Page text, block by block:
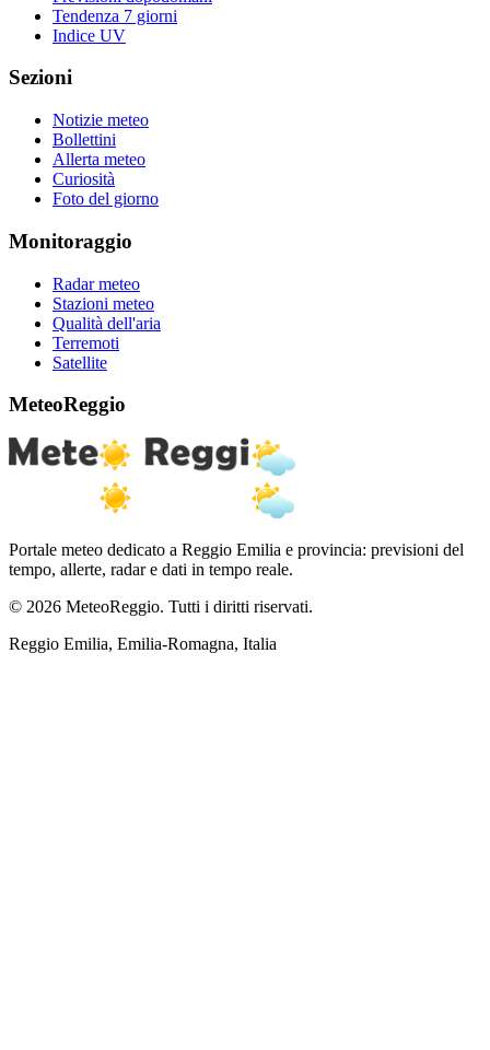
Tendenza 7 giorni
Indice UV
Sezioni
Notizie meteo
Bollettini
Allerta meteo
Curiosità
Foto del giorno
Monitoraggio
Radar meteo
Stazioni meteo
Qualità dell'aria
Terremoti
Satellite
MeteoReggio
Portale meteo dedicato a Reggio Emilia e provincia: previsioni del
tempo, allerte, radar e dati in tempo reale.
© 2026 MeteoReggio. Tutti i diritti riservati.
Reggio Emilia, Emilia-Romagna, Italia